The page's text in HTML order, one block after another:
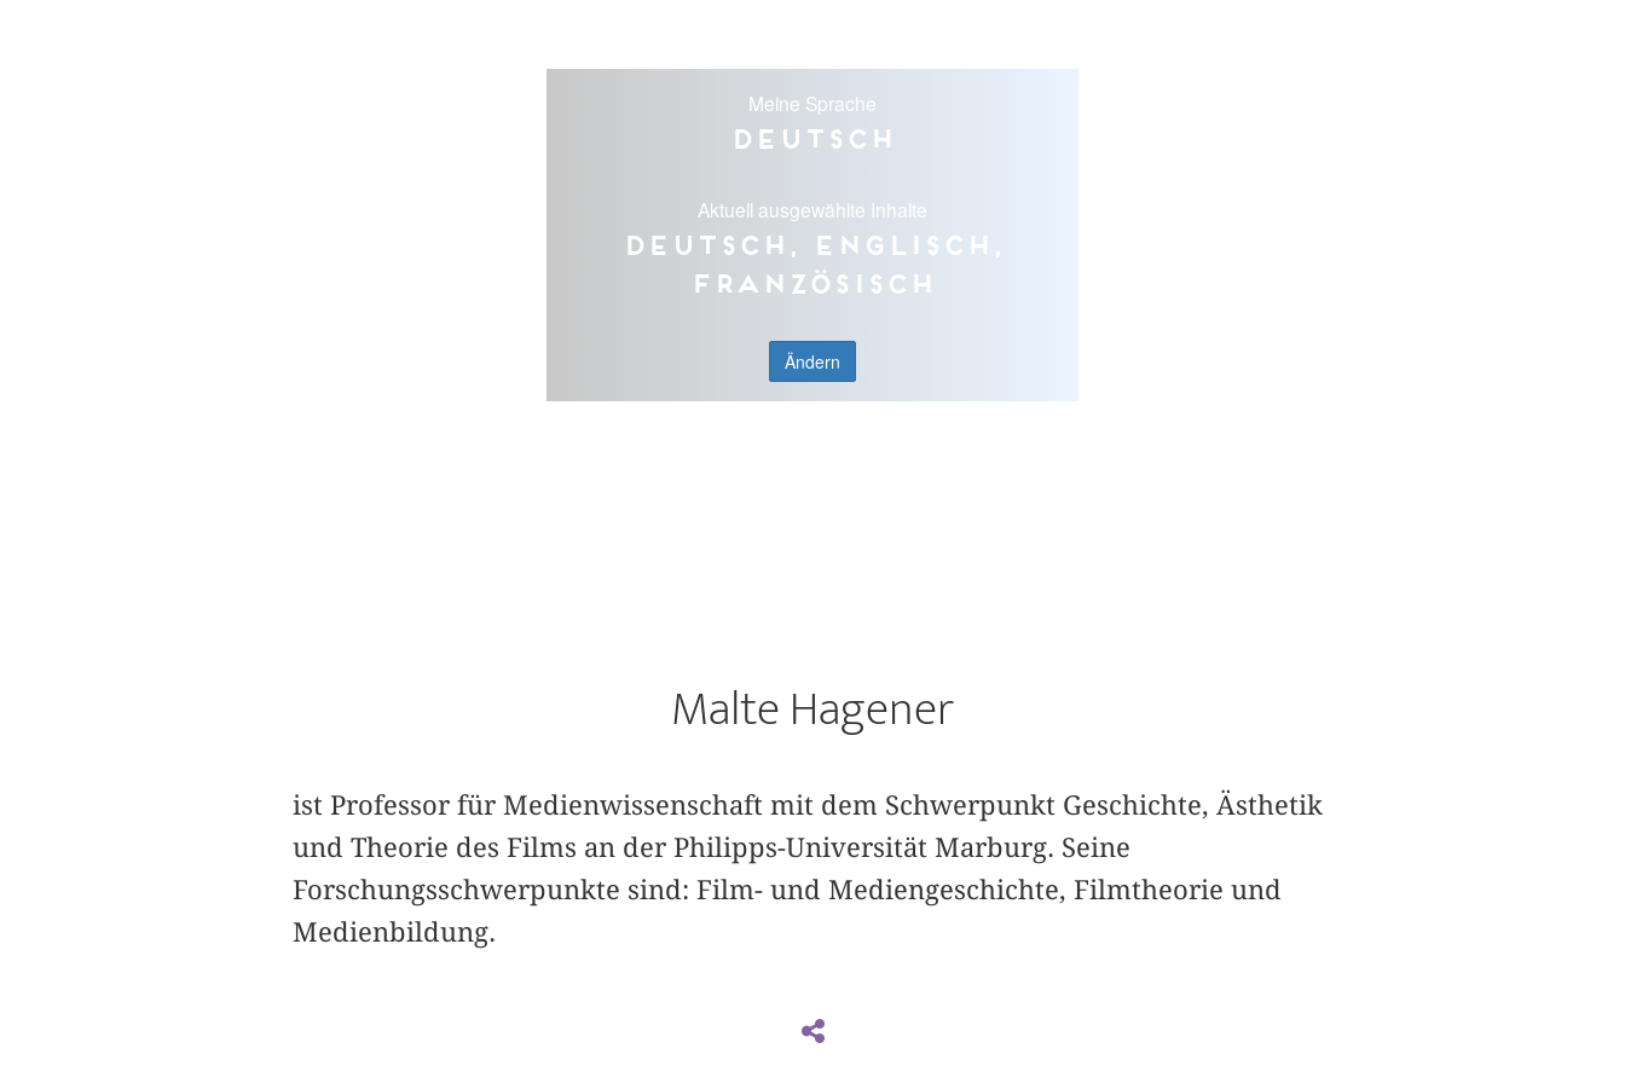
Meine Sprache
Deutsch
Aktuell ausgewählte Inhalte
Deutsch, Englisch,
Französisch
Ändern
Malte Hagener
ist Professor für Medienwissenschaft mit dem Schwerpunkt Geschichte, Ästhetik
und Theorie des Films an der Philipps-Universität Marburg. Seine
Forschungsschwerpunkte sind: Film- und Mediengeschichte, Filmtheorie und
Medienbildung.